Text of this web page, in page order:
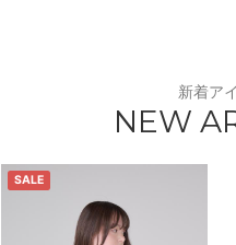
新着ア
NEW
SALE